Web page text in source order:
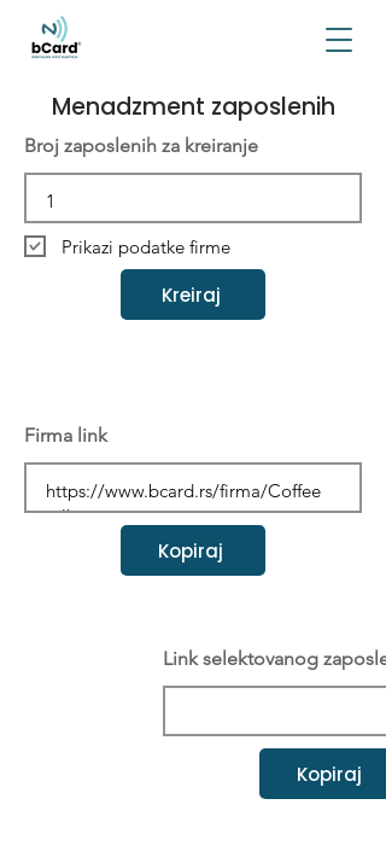
Menadzment zaposlenih
Broj zaposlenih za kreiranje
Prikazi podatke firme
Kreiraj
Firma link
Kopiraj
Link selektovanog
Kopiraj